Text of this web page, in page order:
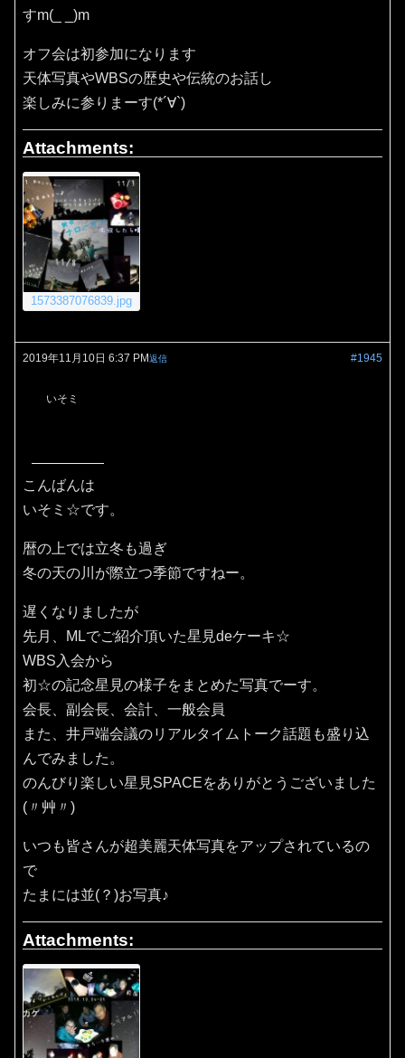
すm(_ _)m
オフ会は初参加になります
天体写真やWBSの歴史や伝統のお話し
楽しみに参りまーす(*´∀`)
Attachments:
1573387076839.jpg
2019年11月10日 6:37 PM #1945
返信
いそミ
こんばんは
いそミ☆です。
暦の上では立冬も過ぎ
冬の天の川が際立つ季節ですねー。
遅くなりましたが
先月、MLでご紹介頂いた星見deケーキ☆
WBS入会から
初☆の記念星見の様子をまとめた写真でーす。
会長、副会長、会計、一般会員
また、井戸端会議のリアルタイムトーク話題も盛り込
んでみました。
のんびり楽しい星見SPACEをありがとうございました
(〃艸〃)
いつも皆さんが超美麗天体写真をアップされているの
で
たまには並(？)お写真♪
Attachments: